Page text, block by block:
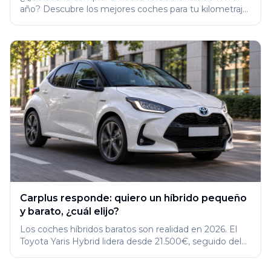
año? Descubre los mejores coches para tu kilometraje
Carplus responde: quiero un híbrido pequeño
y barato, ¿cuál elijo?
Los coches híbridos baratos son realidad en 2026. El
Toyota Yaris Hybrid lidera desde 21.500€, seguido del